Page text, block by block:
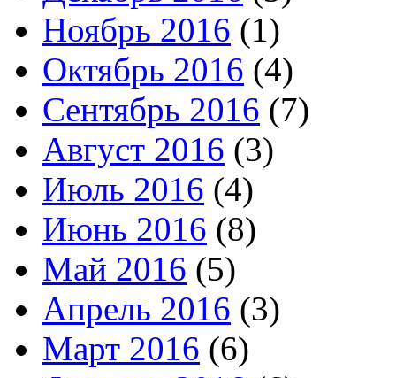
Ноябрь 2016 (1)
Октябрь 2016 (4)
Сентябрь 2016 (7)
Август 2016 (3)
Июль 2016 (4)
Июнь 2016 (8)
Май 2016 (5)
Апрель 2016 (3)
Март 2016 (6)